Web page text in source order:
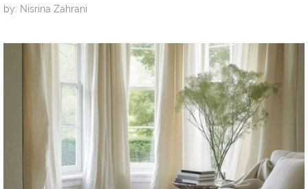
by: Nisrina Zahrani